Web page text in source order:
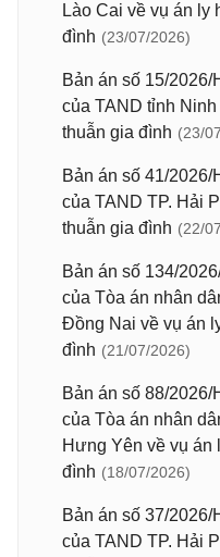
Lào Cai về vụ án ly
đình (23/07/2026)
Bản án số 15/
của TAND tỉnh
thuẫn gia đình (23/
Bản án số 41/
của TAND TP. Hải
thuẫn gia đình (22/
Bản án số 134/
của Tòa án nhân
Đồng Nai về vụ án
đình (21/07/2026)
Bản án số 88/
của Tòa án nhân
Hưng Yên về vụ án
đình (18/07/2026)
Bản án số 37/
của TAND TP. Hải